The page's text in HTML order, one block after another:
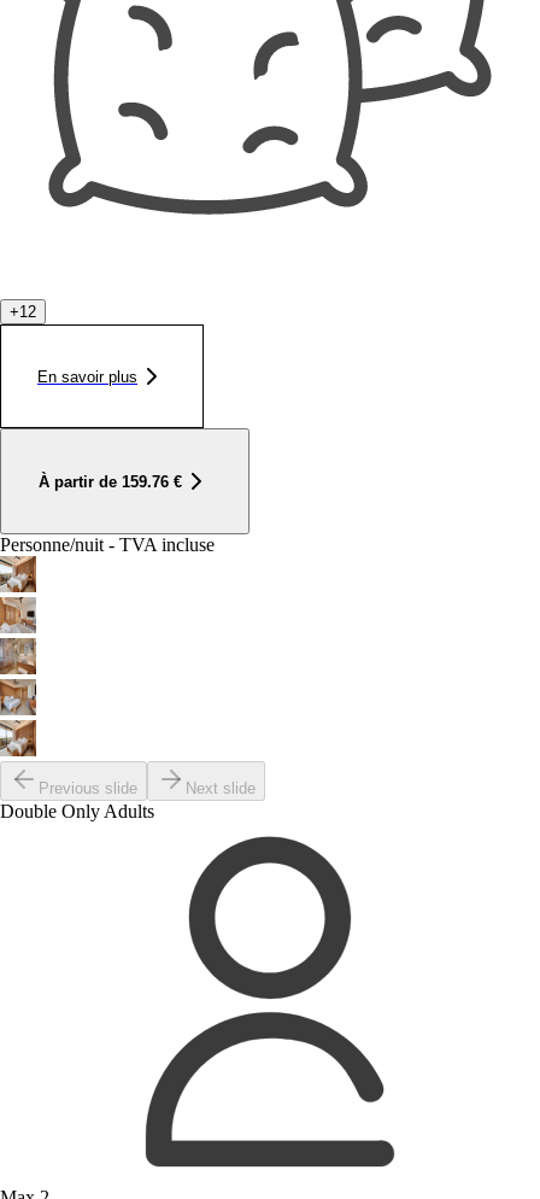
+12
En savoir plus
À partir de 159.76 €
Personne/nuit - TVA incluse
Previous slide Next slide
Double Only Adults